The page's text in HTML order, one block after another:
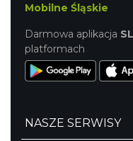
Mobilne Śląskie
Darmowa aplikacja
platformach
NASZE SERWISY